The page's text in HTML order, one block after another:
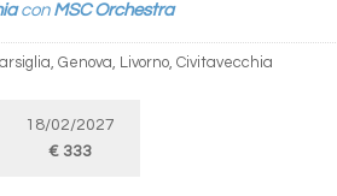
con MSC Orchestra
Genova, Livorno, Civitavecchia
18/02/2027
€ 333